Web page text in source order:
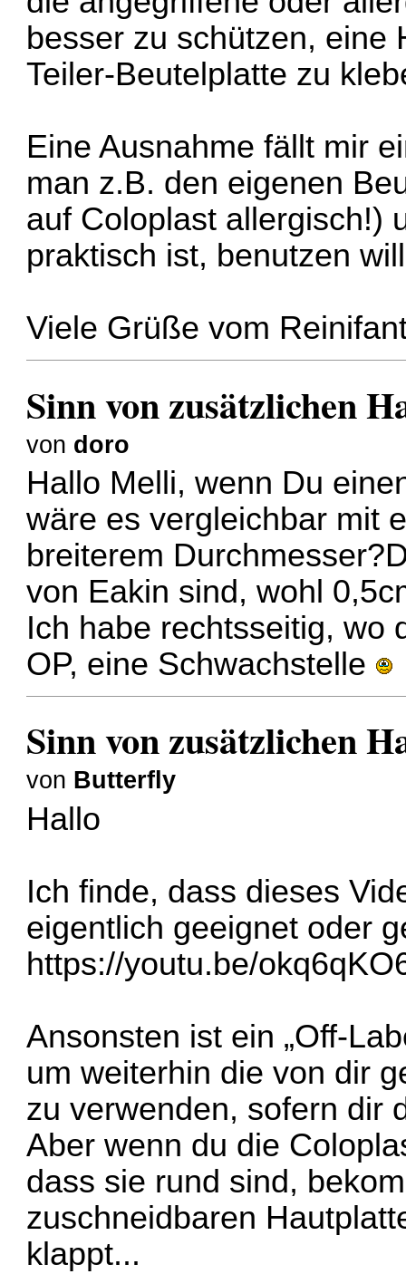
besser zu schützen, eine
Teiler-Beutelplatte zu
Eine Ausnahme fällt mir
man z.B. den eigenen
auf Coloplast allergisch!)
praktisch ist, benutzen
Viele Grüße vom
Sinn von zusätzlichen
von doro
Hallo Melli, wenn Du
wäre es vergleichbar mit
breiterem
von Eakin sind, wohl
Ich habe rechtsseitig, wo
OP, eine Schwachstelle
Sinn von zusätzlichen
von Butterfly
Hallo
Ich finde, dass dieses
eigentlich geeignet oder
https://youtu.be/
Ansonsten ist ein „Off-
um weiterhin die von dir
zu verwenden, sofern dir
Aber wenn du die
dass sie rund sind,
zuschneidbaren
klappt...